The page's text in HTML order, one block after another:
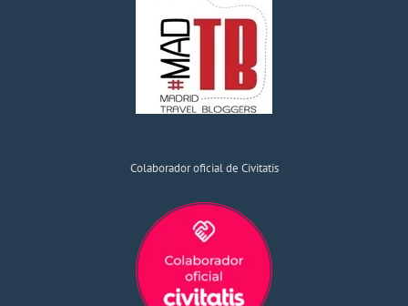
Colaborador oficial de Civitatis